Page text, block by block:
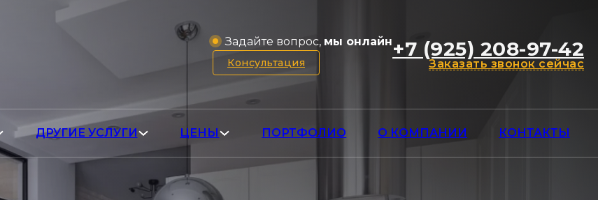
Задайте вопрос, мы онлайн
Консультация
+7 (925) 208-97-42
Заказать звонок сейчас
ДРУГИЕ УСЛУГИ ЦЕНЫ ПОРТФОЛИО О КОМПАНИИ КОНТАКТЫ